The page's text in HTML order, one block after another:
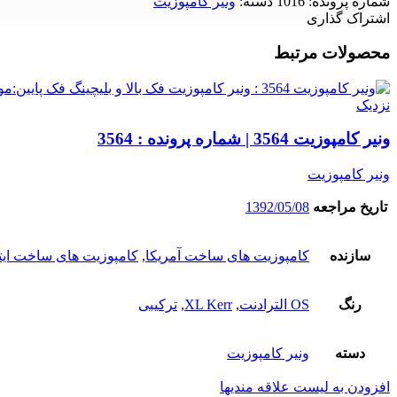
اشتراک گذاری
محصولات مرتبط
نزدیک
ونیر کامپوزیت 3564 | شماره پرونده : 3564
ونیر کامپوزیت
تاریخ مراجعه 1392/05/08
سازنده کامپوزیت های ساخت آمریکا, کامپوزیت های ساخت
رنگ OS الترادنت ,
XL Kerr
, ترکیبی
دسته ونیر کامپوزیت
افزودن به لیست علاقه مندیها